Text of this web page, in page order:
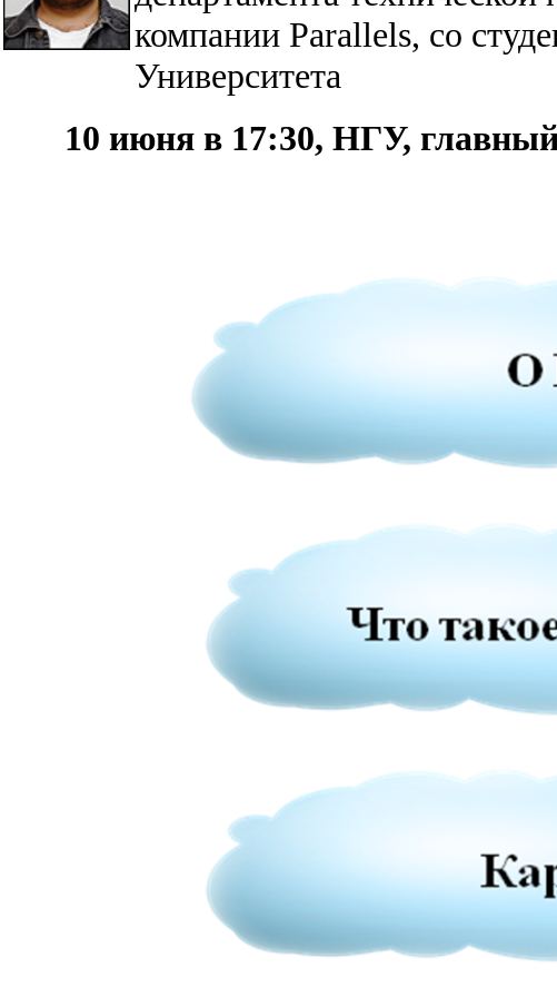
компании Parallels, со
Университета
10 июня в 17:30, НГУ,